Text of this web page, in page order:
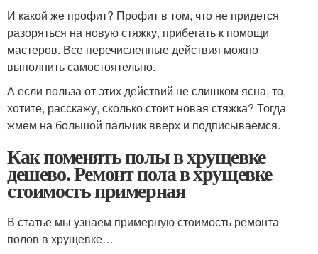
И какой же профит? Профит в том, что не придется
разоряться на новую стяжку, прибегать к помощи
мастеров. Все перечисленные действия можно
выполнить самостоятельно.
А если польза от этих действий не слишком ясна, то,
хотите, расскажу, сколько стоит новая стяжка? Тогда
жмем на большой пальчик вверх и подписываемся.
Как поменять полы в хрущевке
дешево. Ремонт пола в хрущевке
стоимость примерная
В статье мы узнаем примерную стоимость ремонта
полов в хрущевке…